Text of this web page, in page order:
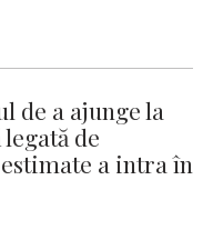
de a ajunge la
legată de
a intra în